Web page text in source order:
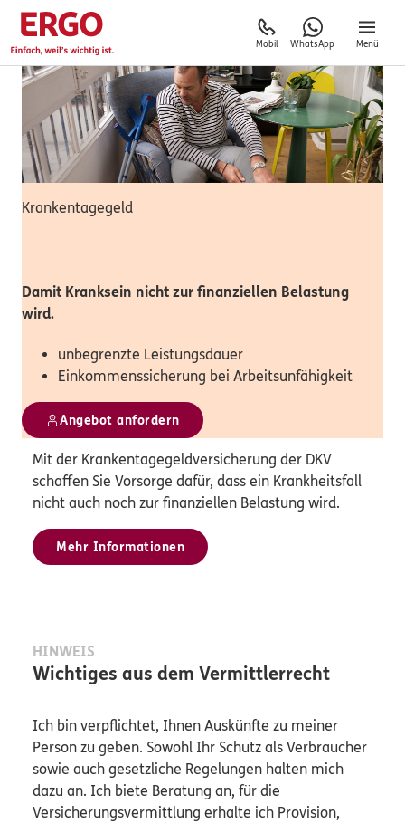
Mobil WhatsApp Menü
Krankentagegeld
Damit Kranksein nicht zur finanziellen Belastung
wird.
unbegrenzte Leistungsdauer
Einkommenssicherung bei Arbeitsunfähigkeit
Angebot anfordern
Mit der Krankentagegeldversicherung der DKV
schaffen Sie Vorsorge dafür, dass ein Krankheitsfall
nicht auch noch zur finanziellen Belastung wird.
Mehr Informationen
HINWEIS
Wichtiges aus dem Vermittlerrecht
Ich bin verpflichtet, Ihnen Auskünfte zu meiner
Person zu geben. Sowohl Ihr Schutz als Verbraucher
sowie auch gesetzliche Regelungen halten mich
dazu an. Ich biete Beratung an, für die
Versicherungsvermittlung erhalte ich Provision,